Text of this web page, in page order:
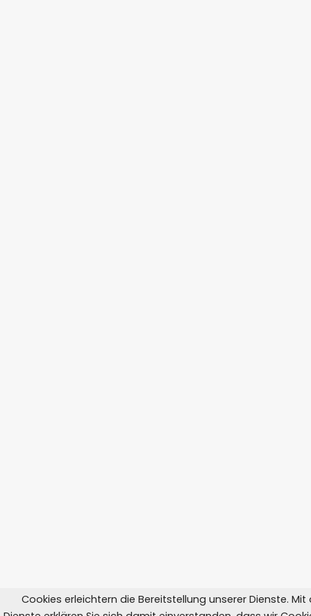
Cookies erleichtern die Bereitstellung unserer Dienste. Mit